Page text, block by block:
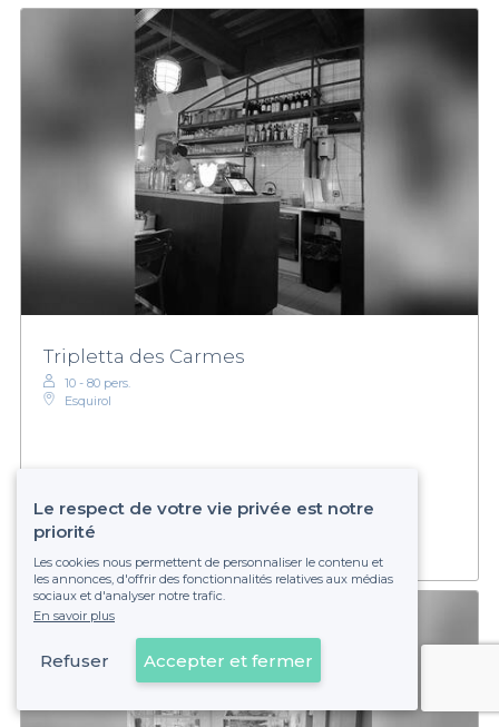
Tripletta des Carmes
10 - 80 pers.
Esquirol
Voir sur la carte
Le respect de votre vie privée est notre
priorité
Les cookies nous permettent de personnaliser le contenu et
les annonces, d'offrir des fonctionnalités relatives aux médias
sociaux et d'analyser notre trafic.
En savoir plus
Refuser Accepter et fermer